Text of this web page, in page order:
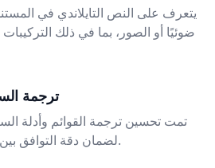
يتعرف على النص التايلاندي في
ضوئيًا أو الصور، بما في ذلك التركيبات
ترجمة
تمت تحسين ترجمة القوائم وأدلة
لضمان دقة التوافق بين النص والصورة.